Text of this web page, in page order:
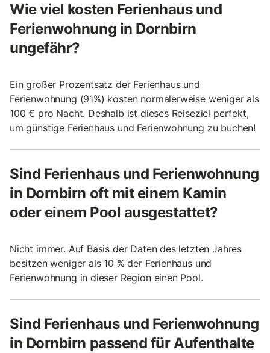
Wie viel kosten Ferienhaus und
Ferienwohnung in Dornbirn
ungefähr?
Ein großer Prozentsatz der Ferienhaus und
Ferienwohnung (91%) kosten normalerweise weniger als
100 € pro Nacht. Deshalb ist dieses Reiseziel perfekt,
um günstige Ferienhaus und Ferienwohnung zu buchen!
Sind Ferienhaus und Ferienwohnung
in Dornbirn oft mit einem Kamin
oder einem Pool ausgestattet?
Nicht immer. Auf Basis der Daten des letzten Jahres
besitzen weniger als 10 % der Ferienhaus und
Ferienwohnung in dieser Region einen Pool.
Sind Ferienhaus und Ferienwohnung
in Dornbirn passend für Aufenthalte